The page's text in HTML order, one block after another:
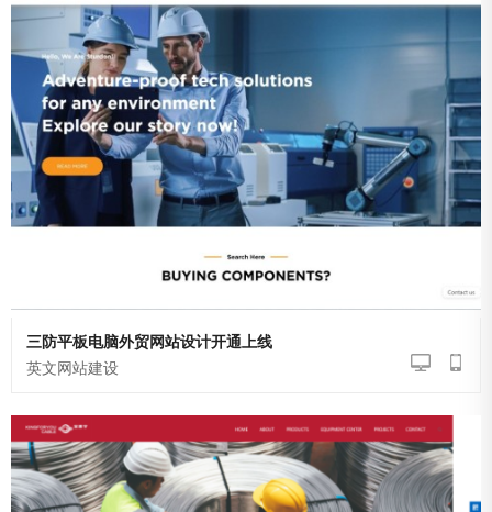
三防平板电脑外贸网站设计开通上线
英文网站建设